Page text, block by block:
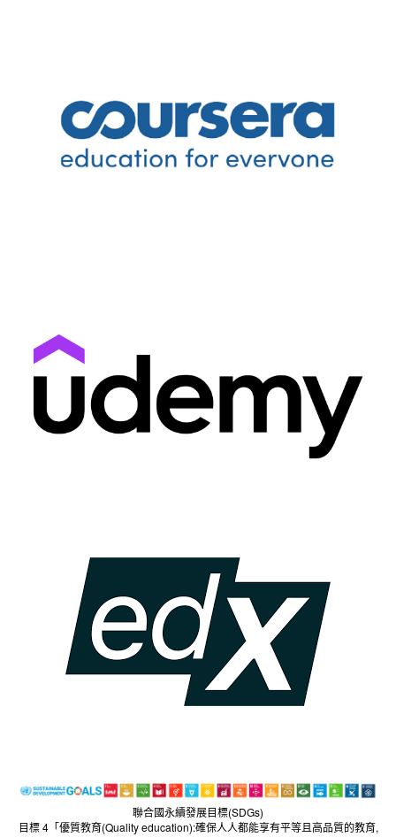
聯合國永續發展目標(SDGs)
目標 4「優質教育(Quality education):確保人人都能享有平等且高品質的教育,